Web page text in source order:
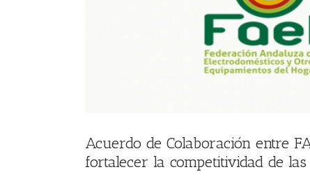
Acuerdo de Colaboración entre
fortalecer la competitividad de